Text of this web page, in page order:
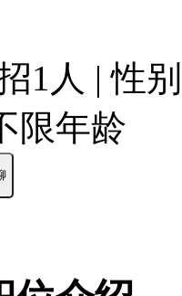
1人 | 性
限年龄